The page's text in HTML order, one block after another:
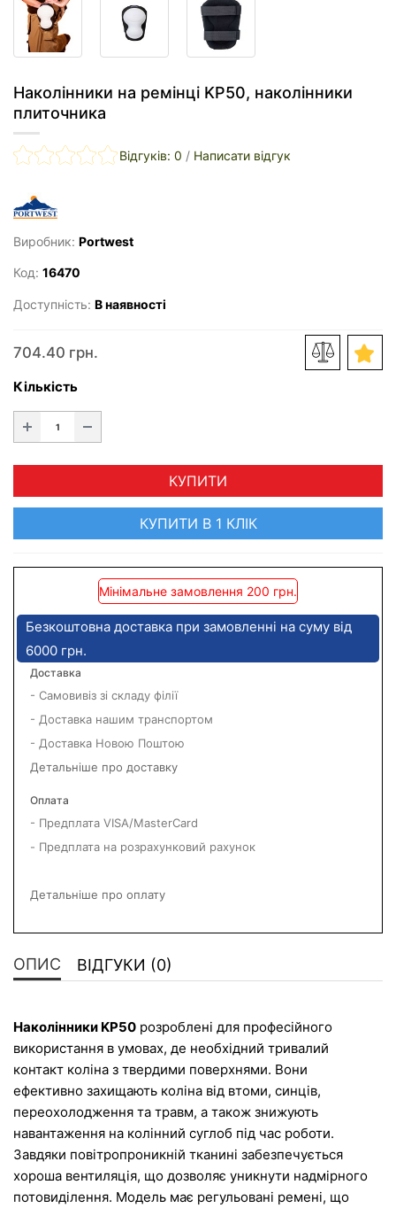
Наколінники на ремінці KP50, наколінники
плиточника
Відгуків: 0 / Написати відгук
Виробник: Portwest
Код: 16470
Доступність: В наявності
704.40 грн.
Кількість
КУПИТИ
КУПИТИ В 1 КЛІК
Мінімальне замовлення 200 грн.
Безкоштовна доставка при замовленні на суму від
6000 грн.
Доставка
- Самовивіз зі складу філії
- Доставка нашим транспортом
- Доставка Новою Поштою
Детальніше про доставку
Оплата
- Предплата VISA/MasterCard
- Предплата на розрахунковий рахунок
Детальніше про оплату
ОПИС ВІДГУКИ (0)
Наколінники KP50 розроблені для професійного
використання в умовах, де необхідний тривалий
контакт коліна з твердими поверхнями. Вони
ефективно захищають коліна від втоми, синців,
переохолодження та травм, а також знижують
навантаження на колінний суглоб під час роботи.
Завдяки повітропроникній тканині забезпечується
хороша вентиляція, що дозволяє уникнути надмірного
потовиділення. Модель має регульовані ремені, що